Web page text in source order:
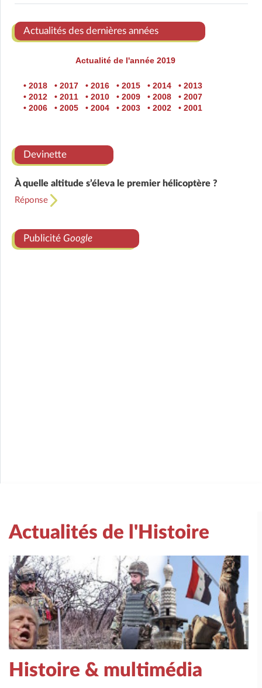
Actualités des dernières années
Actualité de l'année 2019
• 2018 • 2017 • 2016 • 2015 • 2014
• 2013
• 2012
• 2011 • 2010 • 2009 • 2008
• 2007
• 2006
• 2005 • 2004 • 2003 • 2002 • 2001
Devinette
À quelle altitude s’éleva le premier hélicoptère ?
Réponse
Publicité Google
Actualités de l'Histoire
Histoire & multimédia